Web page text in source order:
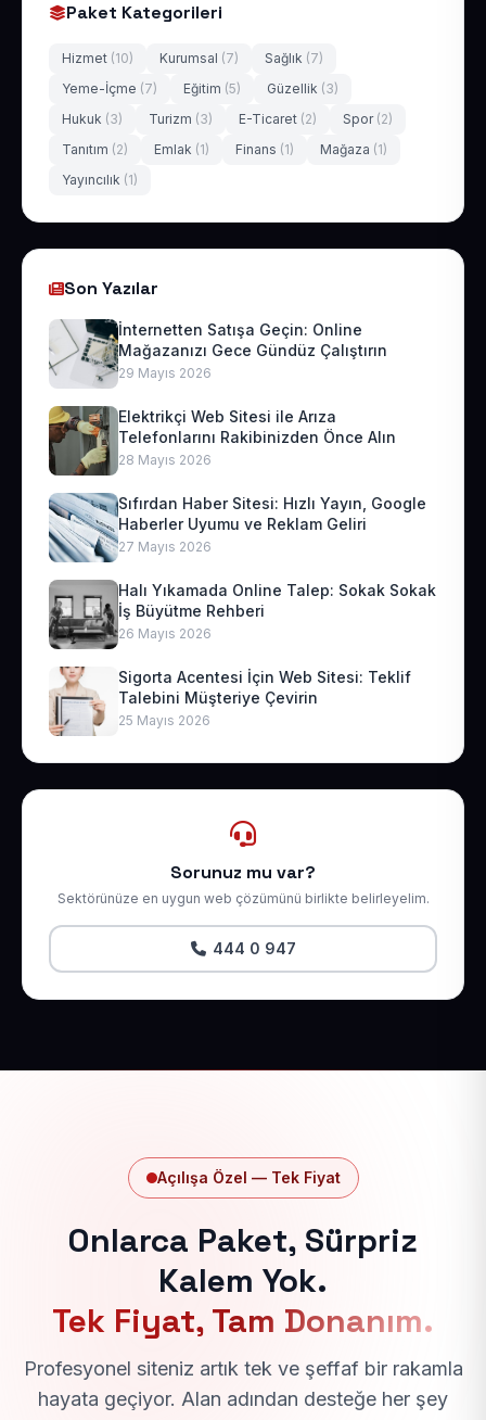
Paket Kategorileri
Hizmet (10) Kurumsal (7) Sağlık (7)
Yeme-İçme (7) Eğitim (5) Güzellik (3)
Hukuk (3) Turizm (3) E-Ticaret (2) Spor (2)
Tanıtım (2) Emlak (1) Finans (1) Mağaza (1)
Yayıncılık (1)
Son Yazılar
İnternetten Satışa Geçin: Online
Mağazanızı Gece Gündüz Çalıştırın
29 Mayıs 2026
Elektrikçi Web Sitesi ile Arıza
Telefonlarını Rakibinizden Önce Alın
28 Mayıs 2026
Sıfırdan Haber Sitesi: Hızlı Yayın, Google
Haberler Uyumu ve Reklam Geliri
27 Mayıs 2026
Halı Yıkamada Online Talep: Sokak Sokak
İş Büyütme Rehberi
26 Mayıs 2026
Sigorta Acentesi İçin Web Sitesi: Teklif
Talebini Müşteriye Çevirin
25 Mayıs 2026
Sorunuz mu var?
Sektörünüze en uygun web çözümünü birlikte belirleyelim.
444 0 947
Açılışa Özel — Tek Fiyat
Onlarca Paket, Sürpriz
Kalem Yok.
Tek Fiyat, Tam Donanım.
Profesyonel siteniz artık tek ve şeffaf bir rakamla
hayata geçiyor. Alan adından desteğe her şey